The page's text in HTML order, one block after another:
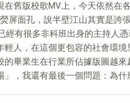
在舊版校歌MV上，今天依然在
屏面孔，說半壁江山其實是誇張
經有很多非科班出身的主持人
輕人，在這個更包容的社會環境
的畢業生在行業所佔據版圖越來
」，我還有最後一個問題：為